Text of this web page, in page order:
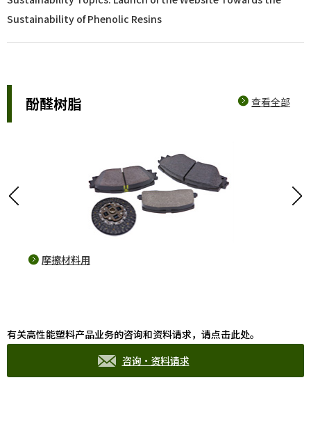
Sustainability of Phenolic Resins
酚醛树脂 查看全部
摩擦材料用
有关高性能塑料产品业务的咨询和资料请求，请点击此处。
咨询·资料请求